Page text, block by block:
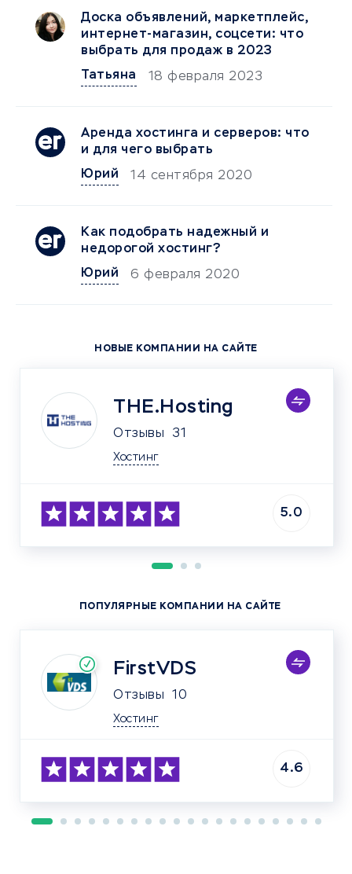
Доска объявлений, маркетплейс,
интернет-магазин, соцсети: что
выбрать для продаж в 2023
Татьяна
18 февраля 2023
Аренда хостинга и серверов: что
и для чего выбрать
Юрий
14 сентября 2020
Как подобрать надежный и
недорогой хостинг?
Юрий
6 февраля 2020
НОВЫЕ КОМПАНИИ НА САЙТЕ
THE.Hosting
Отзывы 31
Хостинг
5.0
ПОПУЛЯРНЫЕ КОМПАНИИ НА САЙТЕ
FirstVDS
Отзывы 10
Хостинг
4.6